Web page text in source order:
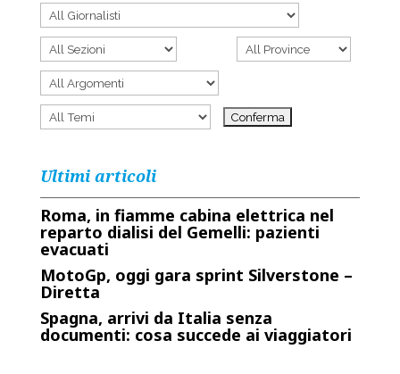
Ultimi articoli
Roma, in fiamme cabina elettrica nel
reparto dialisi del Gemelli: pazienti
evacuati
MotoGp, oggi gara sprint Silverstone –
Diretta
Spagna, arrivi da Italia senza
documenti: cosa succede ai viaggiatori